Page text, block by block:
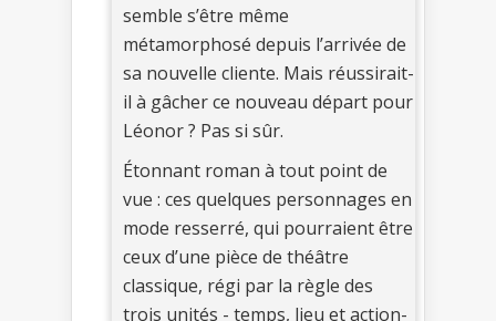
semble s’être même
métamorphosé depuis l’arrivée de
sa nouvelle cliente. Mais réussirait-
il à gâcher ce nouveau départ pour
Léonor ? Pas si sûr.
Étonnant roman à tout point de
vue : ces quelques personnages en
mode resserré, qui pourraient être
ceux d’une pièce de théâtre
classique, régi par la règle des
trois unités - temps, lieu et action-